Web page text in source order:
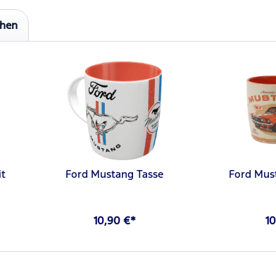
Ford Mustang Tasse
10,90 €*
Ford